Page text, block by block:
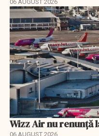
06 AUGUST 2026
Wizz Air nu renunță
06 AUGUST 2026